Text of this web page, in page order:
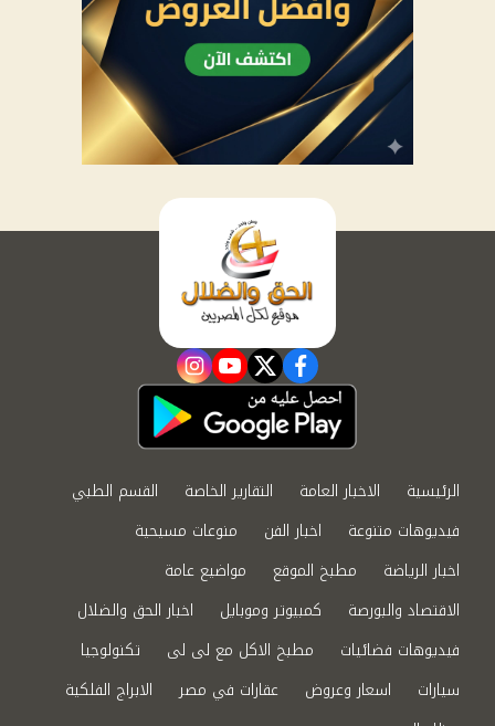
facebook
twitter
youtube
instagram
الرئيسية الاخبار العامة التقارير الخاصة
القسم الطبي
فيديوهات متنوعة
اخبار الفن
منوعات مسيحية
اخبار الرياضة
مطبخ الموقع
مواضيع عامة
الاقتصاد والبورصة
كمبيوتر وموبايل
اخبار الحق والضلال
فيديوهات فضائيات
مطبخ الاكل مع لى لى
تكنولوجيا
سيارات
اسعار وعروض عقارات في مصر
الابراج الفلكية